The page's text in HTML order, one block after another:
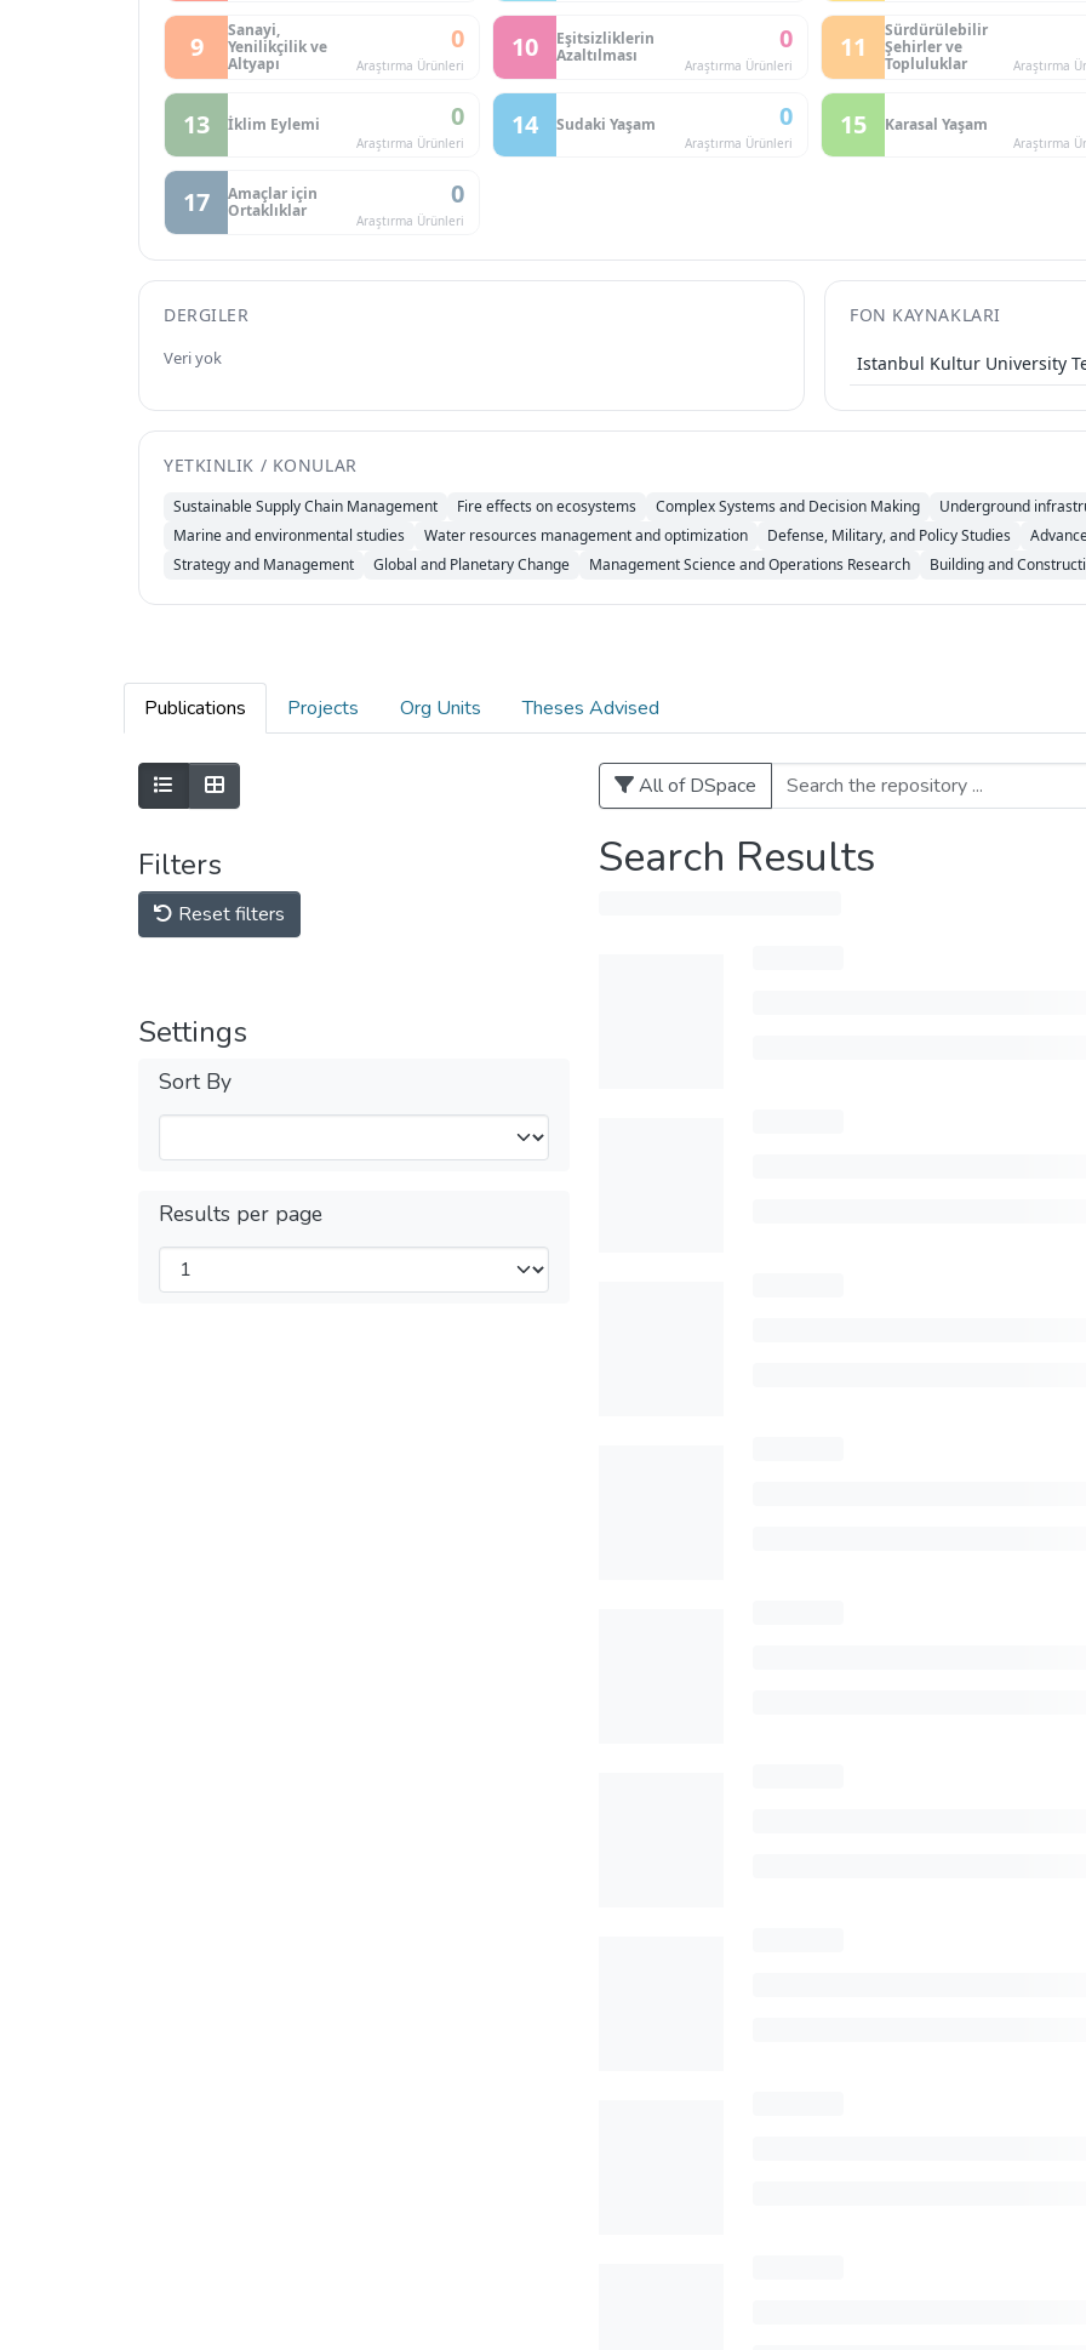
9
Sanayi,
Yenilikçilik ve
Altyapı
0
Araştırma Ürünleri
10
Eşitsizliklerin
Azaltılması
0
Araştırma Ürünleri
11
Sürdürülebilir
Şehirler ve
Topluluklar
Araştırma
13 İklim Eylemi 0
Araştırma Ürünleri
14 Sudaki Yaşam 0
Araştırma Ürünleri
15 Karasal Yaşam
Araştırma
17
Amaçlar için
Ortaklıklar
0
Araştırma Ürünleri
DERGILER
Veri yok
FON KAYNAKLARI
Istanbul Kultur University
YETKINLIK / KONULAR
Sustainable Supply Chain Management Fire effects on ecosystems Complex Systems and Decision Making
Underground
Marine and environmental studies
Water resources management and optimization Defense, Military, and Policy Studies
Strategy and Management
Global and Planetary Change Management Science and Operations Research Building and
Publications Projects Org Units Theses Advised
Filters
Reset filters
Settings
Sort By
Results per page
All of DSpace
Search Results